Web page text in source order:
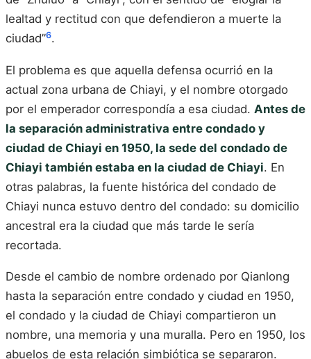
lealtad y rectitud con que defendieron a muerte la
ciudad”6.
El problema es que aquella defensa ocurrió en la
actual zona urbana de Chiayi, y el nombre otorgado
por el emperador correspondía a esa ciudad. Antes de
la separación administrativa entre condado y
ciudad de Chiayi en 1950, la sede del condado de
Chiayi también estaba en la ciudad de Chiayi. En
otras palabras, la fuente histórica del condado de
Chiayi nunca estuvo dentro del condado: su domicilio
ancestral era la ciudad que más tarde le sería
recortada.
Desde el cambio de nombre ordenado por Qianlong
hasta la separación entre condado y ciudad en 1950,
el condado y la ciudad de Chiayi compartieron un
nombre, una memoria y una muralla. Pero en 1950, los
abuelos de esta relación simbiótica se separaron.